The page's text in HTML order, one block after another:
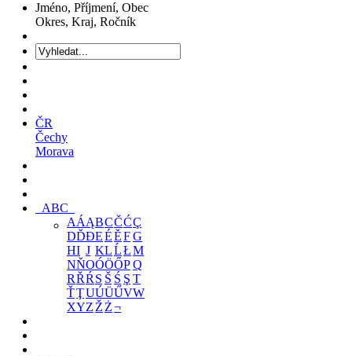
Jméno, Příjmení, Obec
Okres, Kraj, Ročník
ČR
Čechy
Morava
ABC
AÁĄBCČĆÇ
DĎĐEÉĚFG
HI J KLĹŁM
NŇOÓÖŐPQ
RŘŔ S Š Ś Ş T
ŤŢUÚÜŰVW
XYZ Ž Ż¬